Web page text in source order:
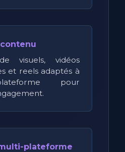
visuels, vidéos
et reels adaptés à
pour
plateforme